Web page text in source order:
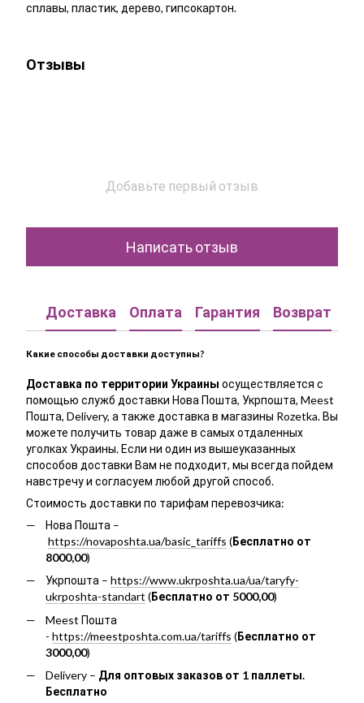
сплавы, пластик, дерево, гипсокартон.
Отзывы
Добавьте первый отзыв
Написать отзыв
Доставка Оплата Гарантия Возврат
Какие способы доставки доступны?
Доставка по территории Украины осуществляется с
помощью служб доставки Нова Пошта, Укрпошта, Meest
Пошта, Delivery, а также доставка в магазины Rozetka. Вы
можете получить товар даже в самых отдаленных
уголках Украины. Если ни один из вышеуказанных
способов доставки Вам не подходит, мы всегда пойдем
навстречу и согласуем любой другой способ.
Стоимость доставки по тарифам перевозчика:
Нова Пошта –
https://novaposhta.ua/basic_tariffs (Бесплатно от
8000,00)
Укрпошта – https://www.ukrposhta.ua/ua/taryfy-
ukrposhta-standart (Бесплатно от 5000,00)
Meest Пошта
- https://meestposhta.com.ua/tariffs (Бесплатно от
3000,00)
Delivery – Для оптовых заказов от 1 паллеты.
Бесплатно